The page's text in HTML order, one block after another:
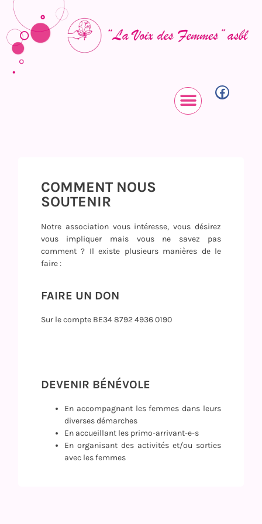
COMMENT NOUS
SOUTENIR
Notre association vous intéresse, vous désirez
vous impliquer mais vous ne savez pas
comment ? Il existe plusieurs manières de le
faire :
FAIRE UN DON
Sur le compte BE34 8792 4936 0190
DEVENIR BÉNÉVOLE
En accompagnant les femmes dans leurs
diverses démarches
En accueillant les primo-arrivant-e-s
En organisant des activités et/ou sorties
avec les femmes